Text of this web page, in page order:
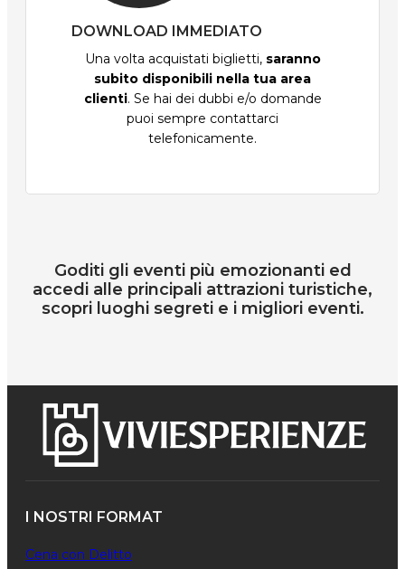
DOWNLOAD IMMEDIATO
Una volta acquistati biglietti, saranno
subito disponibili nella tua area
clienti. Se hai dei dubbi e/o domande
puoi sempre contattarci
telefonicamente.
Goditi gli eventi più emozionanti ed
accedi alle principali attrazioni turistiche,
scopri luoghi segreti e i migliori eventi.
I NOSTRI FORMAT
Cena con Delitto